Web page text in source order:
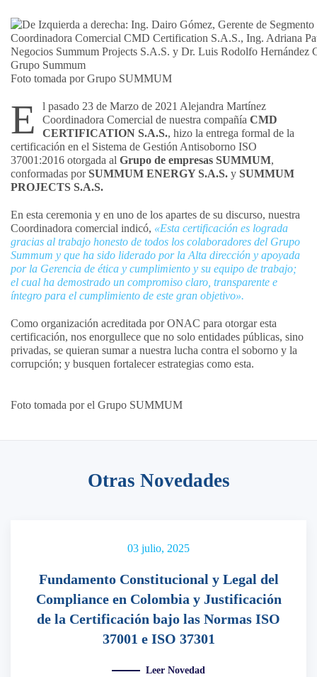
Foto tomada por Grupo SUMMUM
E
l pasado 23 de Marzo de 2021 Alejandra Martínez
Coordinadora Comercial de nuestra compañía CMD
CERTIFICATION S.A.S., hizo la entrega formal de la
certificación en el Sistema de Gestión Antisoborno ISO
37001:2016 otorgada al Grupo de empresas SUMMUM,
conformadas porSUMMUM ENERGY S.A.S. y SUMMUM
PROJECTS S.A.S.
En esta ceremonia y en uno de los apartes de su discurso, nuestra
Coordinadora comercial indicó, «Esta certificación es lograda
gracias al trabajo honesto de todos los colaboradores del Grupo
Summum y que ha sido liderado por la Alta dirección y apoyada
por la Gerencia de ética y cumplimiento y su equipo de trabajo;
el cual ha demostrado un compromiso claro, transparente e
íntegro para el cumplimiento de este gran objetivo».
Como organización acreditada por ONAC para otorgar esta
certificación, nos enorgullece que no solo entidades públicas, sino
privadas, se quieran sumar a nuestra lucha contra el soborno y la
corrupción; y busquen fortalecer estrategias como esta.
Foto tomada por el Grupo SUMMUM
Otras Novedades
03 julio, 2025
Fundamento Constitucional y Legal del
Compliance en Colombia y Justificación
de la Certificación bajo las Normas ISO
37001 e ISO 37301
Leer Novedad